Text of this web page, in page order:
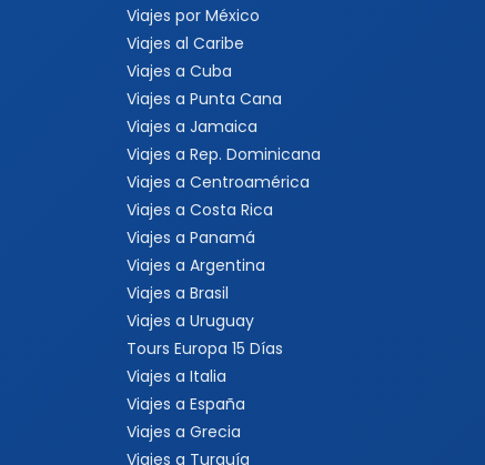
Viajes por México
Viajes al Caribe
Viajes a Cuba
Viajes a Punta Cana
Viajes a Jamaica
Viajes a Rep. Dominicana
Viajes a Centroamérica
Viajes a Costa Rica
Viajes a Panamá
Viajes a Argentina
Viajes a Brasil
Viajes a Uruguay
Tours Europa 15 Días
Viajes a Italia
Viajes a España
Viajes a Grecia
Viajes a Turquía